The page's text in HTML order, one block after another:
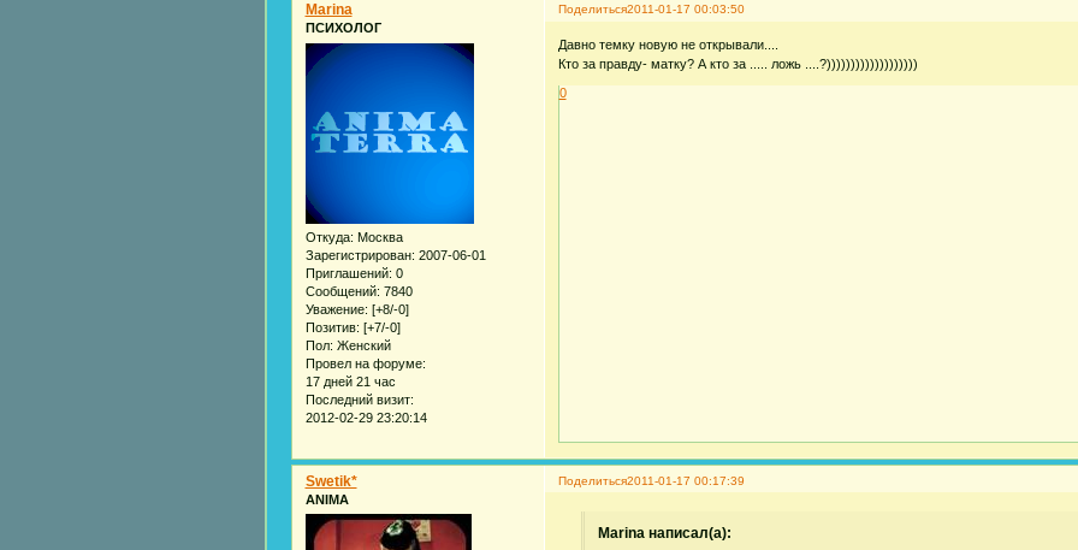
Поделиться2011-01-17 00:03:50
Marina
ПСИХОЛОГ
Откуда: Москва
Зарегистрирован: 2007-06-01
Приглашений: 0
Сообщений: 7840
Уважение: [+8/-0]
Позитив: [+7/-0]
Пол: Женский
Провел на форуме:
17 дней 21 час
Последний визит:
2012-02-29 23:20:14
Давно темку новую не открывали....
Кто за правду- матку? А кто за ..... ложь ....?)))))))))))))))))))
0
Поделиться2011-01-17 00:17:39
Swetik*
ANIMA
Marina написал(а):